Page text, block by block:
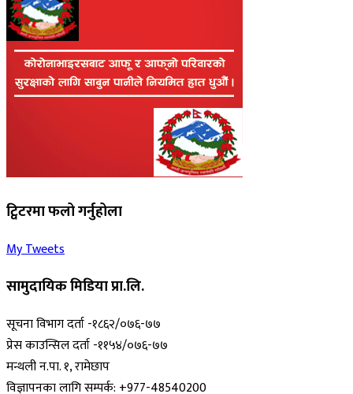
ट्विटरमा फलो गर्नुहोला
My Tweets
सामुदायिक मिडिया प्रा.लि.
सूचना विभाग दर्ता -१८६२/०७६-७७
प्रेस काउन्सिल दर्ता -११५४/०७६-७७
मन्थली न.पा. १, रामेछाप
विज्ञापनका लागि सम्पर्क: +977-48540200